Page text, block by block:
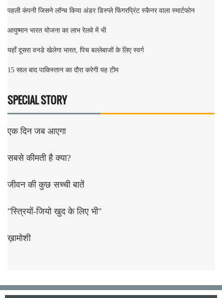
पहली कंपनी जिसने लॉन्च किया अंडर डिस्प्ले फिंगरप्रिंट स्कैनर वाला स्मार्टफोन
आयुष्मान भारत योजना का लाभ रेलवे में भी
यहाँ दूसरा वनडे खेलेगा भारत, पिच बल्लेबाजों के लिए स्वर्ग
15 साल बाद पाकिस्तान का दौरा करेगी यह टीम
SPECIAL STORY
एक दिन जब आएगा
सबसे कीमती है क्या?
जीवन की कुछ सच्ची बातें
"स्त्रियों-जियो खुद के लिए भी"
ख़ामोशी